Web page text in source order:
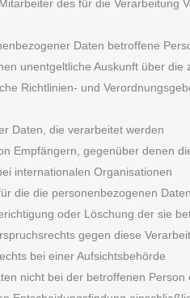
des für die Verarbeitung
Daten betroffene
unentgeltliche Auskunft über
Richtlinien- und
Daten, die verarbeitet werden
Empfängern, gegenüber denen
internationalen Organisationen
die die personenbezogenen
oder Löschung der sie
gegen diese
bei einer Aufsichtsbehörde
nicht bei der betroffenen